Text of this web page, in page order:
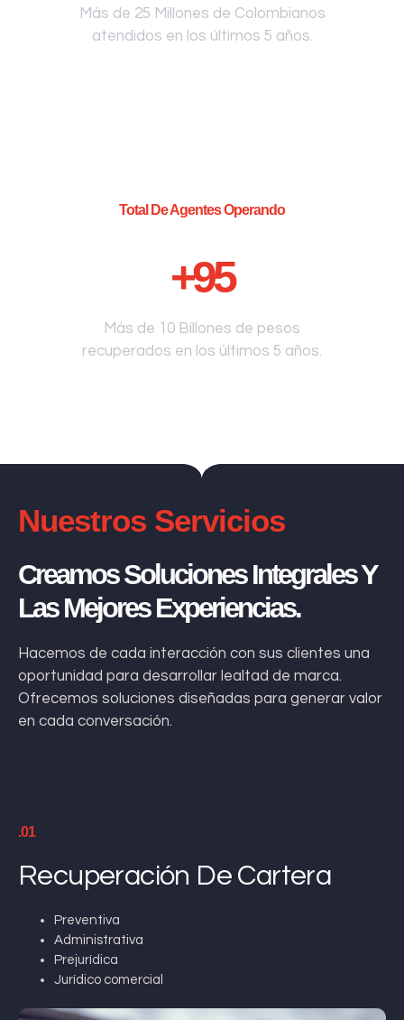
Más de 25 Millones de Colombianos
atendidos en los últimos 5 años.
Total De Agentes Operando
+95
Más de 10 Billones de pesos
recuperados en los últimos 5 años.
Nuestros Servicios
Creamos Soluciones Integrales Y
Las Mejores Experiencias.
Hacemos de cada interacción con sus clientes una
oportunidad para desarrollar lealtad de marca.
Ofrecemos soluciones diseñadas para generar valor
en cada conversación.
.01
Recuperación De Cartera
Preventiva
Administrativa
Prejurídica
Jurídico comercial